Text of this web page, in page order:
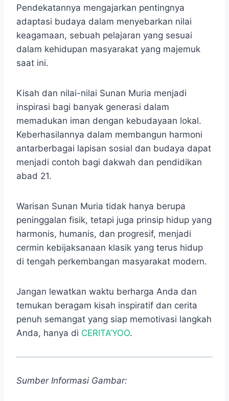
Pendekatannya mengajarkan pentingnya
adaptasi budaya dalam menyebarkan nilai
keagamaan, sebuah pelajaran yang sesuai
dalam kehidupan masyarakat yang majemuk
saat ini.
Kisah dan nilai-nilai Sunan Muria menjadi
inspirasi bagi banyak generasi dalam
memadukan iman dengan kebudayaan lokal.
Keberhasilannya dalam membangun harmoni
antarberbagai lapisan sosial dan budaya dapat
menjadi contoh bagi dakwah dan pendidikan
abad 21.
Warisan Sunan Muria tidak hanya berupa
peninggalan fisik, tetapi juga prinsip hidup yang
harmonis, humanis, dan progresif, menjadi
cermin kebijaksanaan klasik yang terus hidup
di tengah perkembangan masyarakat modern.
Jangan lewatkan waktu berharga Anda dan
temukan beragam kisah inspiratif dan cerita
penuh semangat yang siap memotivasi langkah
Anda, hanya di CERITA’YOO.
Sumber Informasi Gambar: